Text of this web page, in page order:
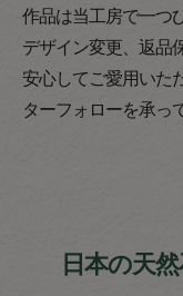
作品は当工房で一つ
デザイン変更、返品
安心してご愛用いた
ターフォローを承っ
日本の天